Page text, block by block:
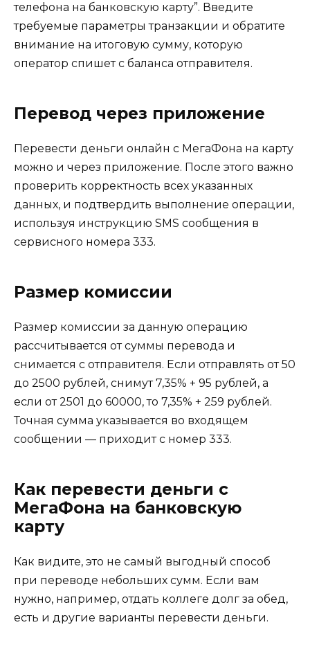
телефона на банковскую карту”. Введите
требуемые параметры транзакции и обратите
внимание на итоговую сумму, которую
оператор спишет с баланса отправителя.
Перевод через приложение
Перевести деньги онлайн с МегаФона на карту
можно и через приложение. После этого важно
проверить корректность всех указанных
данных, и подтвердить выполнение операции,
используя инструкцию SMS сообщения в
сервисного номера 333.
Размер комиссии
Размер комиссии за данную операцию
рассчитывается от суммы перевода и
снимается с отправителя. Если отправлять от 50
до 2500 рублей, снимут 7,35% + 95 рублей, а
если от 2501 до 60000, то 7,35% + 259 рублей.
Точная сумма указывается во входящем
сообщении — приходит с номер 333.
Как перевести деньги с
МегаФона на банковскую
карту
Как видите, это не самый выгодный способ
при переводе небольших сумм. Если вам
нужно, например, отдать коллеге долг за обед,
есть и другие варианты перевести деньги.